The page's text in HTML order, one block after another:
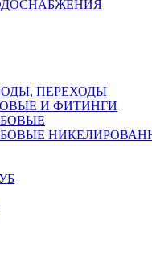
ПЕРЕХОДЫ
И ФИТИНГИ